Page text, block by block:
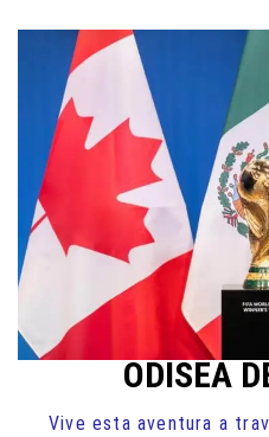
contenido
ODISEA
Vive esta aventura a